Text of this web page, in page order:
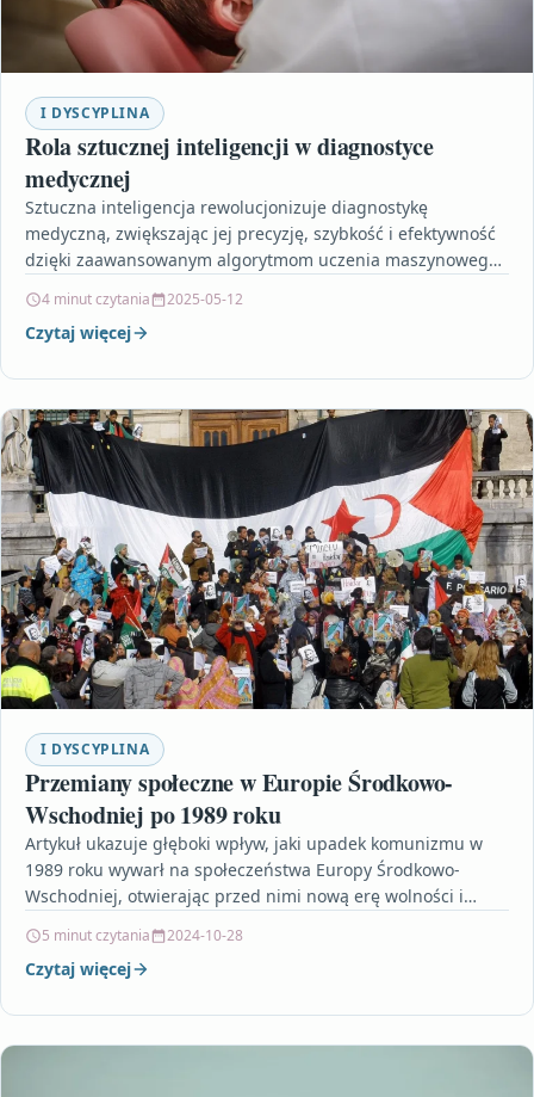
I DYSCYPLINA
Rola sztucznej inteligencji w diagnostyce
medycznej
Sztuczna inteligencja rewolucjonizuje diagnostykę
medyczną, zwiększając jej precyzję, szybkość i efektywność
dzięki zaawansowanym algorytmom uczenia maszynowego.
4 minut czytania 2025-05-12
Czytaj więcej
I DYSCYPLINA
Przemiany społeczne w Europie Środkowo-
Wschodniej po 1989 roku
Artykuł ukazuje głęboki wpływ, jaki upadek komunizmu w
1989 roku wywarł na społeczeństwa Europy Środkowo-
Wschodniej, otwierając przed nimi nową erę wolności i
5 minut czytania 2024-10-28
Czytaj więcej